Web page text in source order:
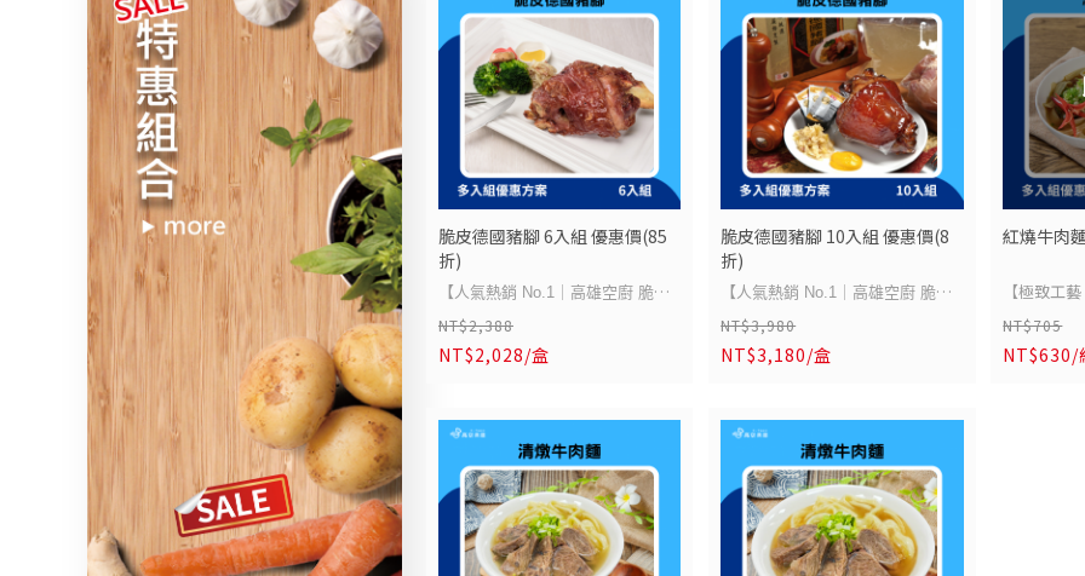
脆皮德國豬腳 6入組 優惠價(85
折)
【人氣熱銷 No.1｜高雄空廚 脆皮
德國豬腳】
職人手工、三日熟成、外酥內嫩的
溫熟成三天，鎖住豐富肉香；再以
新鮮蔬菜熬製高湯慢火燉煮，讓肉
質厚實不柴、每一口都嫩滑多汁。
最後高溫烘烤至外皮金黃酥脆，一
刀切下，外酥內嫩、香氣四溢！搭
NT$2,388
NT$2,028/盒
脆皮德國豬腳 10入組 優惠價(8
折)
【人氣熱銷 No.1｜高雄空廚 脆皮
德國豬腳】
職人手工、三日熟成、外酥內嫩的
溫熟成三天，鎖住豐富肉香；再以
新鮮蔬菜熬製高湯慢火燉煮，讓肉
質厚實不柴、每一口都嫩滑多汁。
最後高溫烘烤至外皮金黃酥脆，一
刀切下，外酥內嫩、香氣四溢！搭
NT$3,980
NT$3,180/盒
紅燒牛肉
【極致工
紅燒牛肉麵】
嚴選上等牛
NT$705
NT$630/